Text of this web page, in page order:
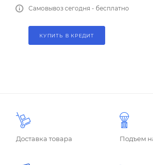
Самовывоз сегодня - бесплатно
КУПИТЬ В КРЕДИТ
Доставка товара Подъем